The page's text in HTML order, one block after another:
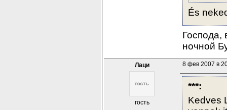
És
Господа,
ночной
Лаци
гость
8 фев 2007 в
***:
Kedves